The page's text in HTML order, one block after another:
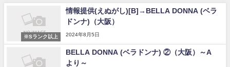
※Sランク以上
情報提供(えぬがし)[B]→BELLA DONNA (ベラ
ドンナ)（大阪）
2024年8月5日
BELLA DONNA (ベラドンナ) ②（大阪）～A
より～